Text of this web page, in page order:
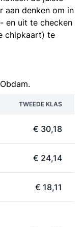
aan denken om in
en uit te checken
chipkaart) te
TWEEDE KLAS
€ 30,18
€ 24,14
€ 18,11